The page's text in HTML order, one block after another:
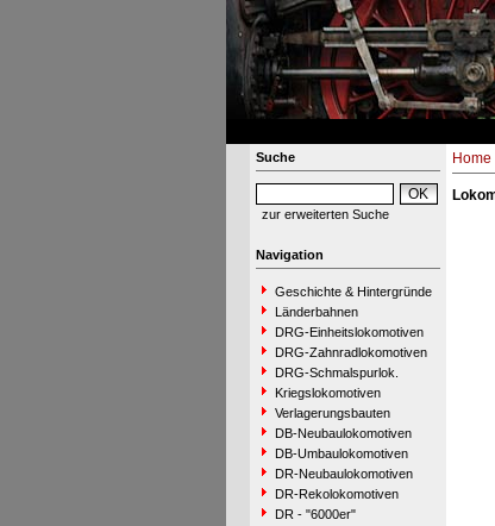
Suche
zur erweiterten Suche
Navigation
Geschichte & Hintergründe
Länderbahnen
DRG-Einheitslokomotiven
DRG-Zahnradlokomotiven
DRG-Schmalspurlok.
Kriegslokomotiven
Verlagerungsbauten
DB-Neubaulokomotiven
DB-Umbaulokomotiven
DR-Neubaulokomotiven
DR-Rekolokomotiven
DR - "6000er"
Home